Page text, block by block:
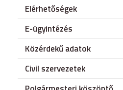
Elérhetőségek
E-ügyintézés
Közérdekű adatok
Civil szervezetek